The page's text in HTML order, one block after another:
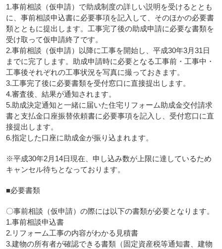
1.事前相談（仮申請）で助成制度の詳しい説明を受けるととも
に、事前相談申込書に必要事項を記入して、そのほかの必要書
類とともに提出します。工事完了後の助成申請に必要な書類を
受け取って仮申請終了です。
2.事前相談（仮申請）以降に工事を開始し、平成30年3月31日
までに完了します。助成申請時に必要となる工事前・工事中・
工事後それぞれの工事状況を写真に撮っておきます。
3.工事完了後に必要書類を受付窓口に直接提出します。
4.審査後、結果が通知されます。
5.助成決定通知と一緒に届いた住宅リフォーム助成金交付請求
書と支払金口座振替依頼書に必要事項を記入し、受付窓口に直
接提出します。
6.指定した口座に助成金が振り込まれます。
※平成30年2月14日現在、申し込み数が上限に達しているため
キャンセル待ちとなっております。
■必要書類
〇事前相談（仮申請）の際には以下の書類が必要となります。
1.事前相談申込書
2.リフォーム工事の内容がわかる見積書
3.建物の所有者が確認できる書類（固定資産税等通知書、建物